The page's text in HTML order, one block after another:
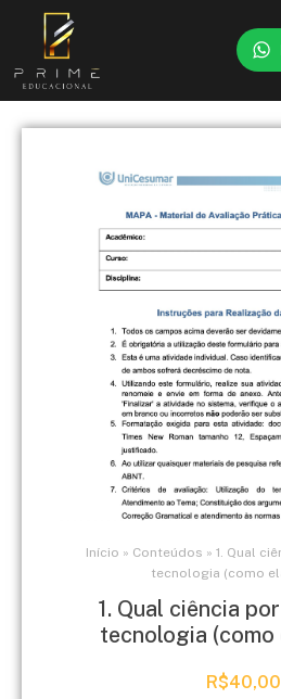
Início » Conteúdos » 1. Qual
tecnologia (como
1. Qual ciência
tecnologia (como
R$40,00